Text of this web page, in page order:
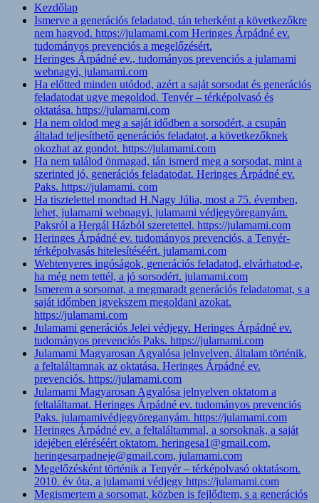
Kezdőlap
Ismerve a generációs feladatod, tán teherként a következőkre
nem hagyod. https://julamami.com Heringes Árpádné ev.
tudományos prevenciós a megelőzésért.
Heringes Árpádné ev., tudományos prevenciós a julamami
webnagyi, julamami.com
Ha előtted minden utódod, azért a saját sorsodat és generációs
feladatodat ugye megoldod. Tenyér – térképolvasó és
oktatása. https://julamami.com
Ha nem oldod meg a saját idődben a sorsodért, a csupán
általad teljesíthető generációs feladatot, a következőknek
okozhat az gondot. https://julamami.com
Ha nem találod önmagad, tán ismerd meg a sorsodat, mint a
szerinted jó, generációs feladatodat. Heringes Árpádné ev.
Paks. https://julamami. com
Ha tisztelettel mondtad H.Nagy Júlia, most a 75. évemben,
lehet, julamami webnagyi, julamami védjegyöreganyám.
Paksról a Hergál Házból szeretettel. https://julamami.com
Heringes Árpádné ev. tudományos prevenciós, a Tenyér-
térképolvasás hitelesítéséért. julamami.com
Webtenyeres ingóságok, generációs feladatod, elvárhatod-e,
ha még nem tettél, a jó sorsodért. julamami.com
Ismerem a sorsomat, a megmaradt generációs feladatomat, s a
saját időmben igyekszem megoldani azokat.
https://julamami.com
Julamami generációs Jelei védjegy. Heringes Árpádné ev.
tudományos prevenciós Paks. https://julamami.com
Julamami Magyarosan Agyalósa jelnyelven, általam történik,
a feltaláltamnak az oktatása. Heringes Árpádné ev.
prevenciós. https://julamami.com
Julamami Magyarosan Agyalósa jelnyelven oktatom a
feltaláltamat. Heringes Árpádné ev. tudományos prevenciós
Paks. julamamivédjegyöreganyám. https://julamami.com
Heringes Árpádné ev. a feltaláltammal, a sorsoknak, a saját
idejében eléréséért oktatom. heringesa1@gmail.com,
heringesarpadneje@gmail.com, julamami.com
Megelőzésként történik a Tenyér – térképolvasó oktatásom.
2010. év óta, a julamami védjegy https://julamami.com
Megismertem a sorsomat, közben is fejlődtem, s a generációs